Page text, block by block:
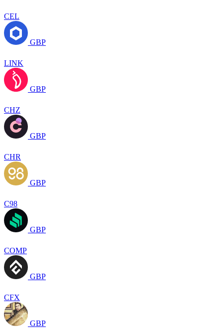
CEL
GBP
LINK
GBP
CHZ
GBP
CHR
GBP
C98
GBP
COMP
GBP
CFX
GBP